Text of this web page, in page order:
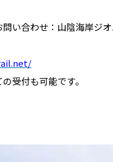
い合わせ：山陰海岸ジ
受付も可能です。